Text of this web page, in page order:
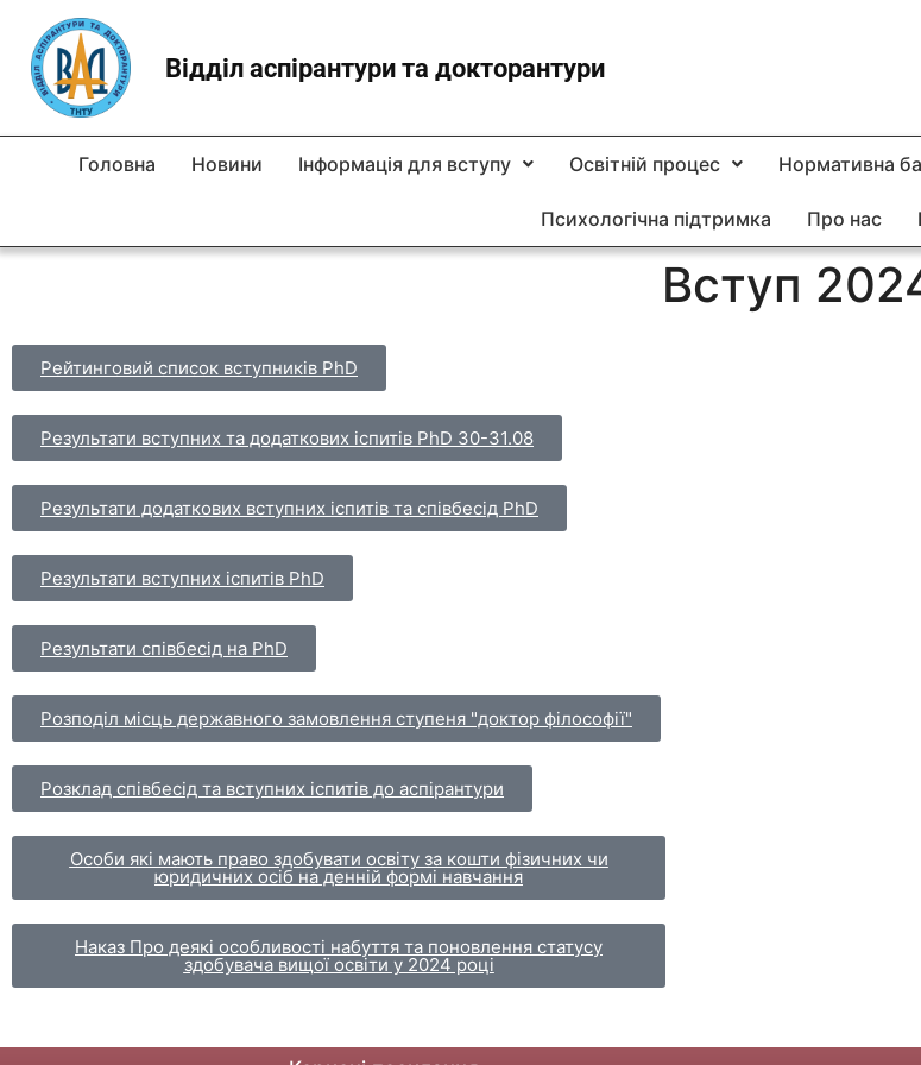
Відділ аспірантури та докторантури
Головна Новини Інформація для вступу Освітній процес Нормативна
Психологічна підтримка Про нас
Вступ
Рейтинговий список вступників PhD
Результати вступних та додаткових іспитів PhD 30-31.08
Результати додаткових вступних іспитів та співбесід PhD
Результати вступних іспитів PhD
Результати співбесід на PhD
Розподіл місць державного замовлення ступеня "доктор філософії"
Розклад співбесід та вступних іспитів до аспірантури
Особи які мають право здобувати освіту за кошти фізичних чи
юридичних осіб на денній формі навчання
Наказ Про деякі особливості набуття та поновлення статусу
здобувача вищої освіти у 2024 році